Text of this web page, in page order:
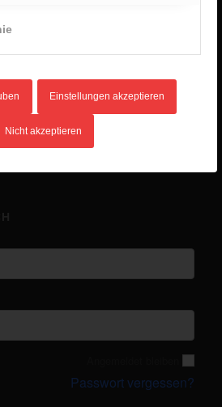
Einstellungen akzeptieren
Nicht akzeptieren
Passwort vergessen?